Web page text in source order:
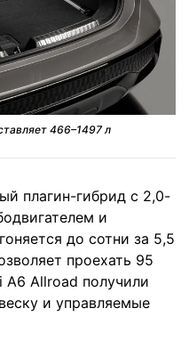
466–1497 л
плагин-гибрид с 2,0-
и
до сотни за 5,5
проехать 95
A6 Allroad получили
и управляемые